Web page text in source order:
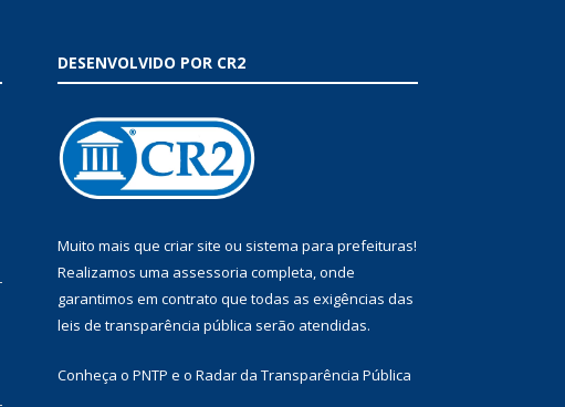
DESENVOLVIDO POR CR2
Muito mais que criar site ou sistema para prefeituras!
Realizamos uma assessoria completa, onde
garantimos em contrato que todas as exigências das
leis de transparência pública serão atendidas.
Conheça o PNTP e o Radar da Transparência Pública